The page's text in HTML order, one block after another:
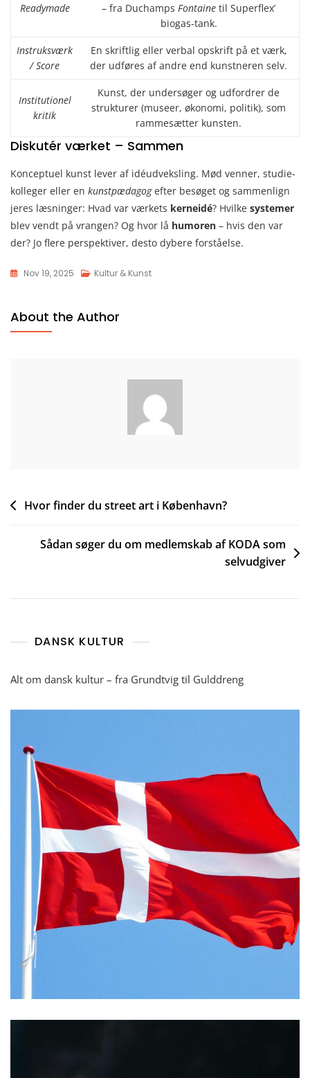
Readymade
– fra Duchamps Fontaine til Superflex’
biogas-tank.
Instruksværk
/ Score
En skriftlig eller verbal opskrift på et værk,
der udføres af andre end kunstneren selv.
Institutionel
kritik
Kunst, der undersøger og udfordrer de
strukturer (museer, økonomi, politik), som
rammesætter kunsten.
Diskutér værket – Sammen
Konceptuel kunst lever af idéudveksling. Mød venner, studie­
kolleger eller en kunstpædagogefter besøget og sammenlign
jeres læsninger: Hvad var værkets kerneidé? Hvilke systemer
blev vendt på vrangen? Og hvor lå humoren – hvis den var
der? Jo flere perspektiver, desto dybere forståelse.
Nov 19, 2025 Kultur & Kunst
About the Author
Indlægsnavigation
Hvor finder du street art i København?
Sådan søger du om medlemskab af KODA som
selvudgiver
DANSK KULTUR
Alt om dansk kultur – fra Grundtvig til Gulddreng